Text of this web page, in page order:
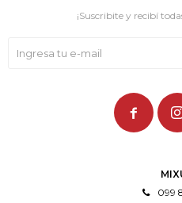
099
¡Suscribite y recibí
